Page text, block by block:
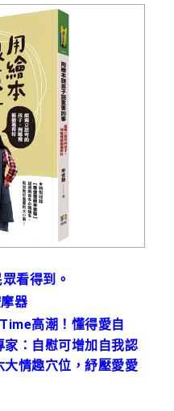
看得到。
器
高潮！懂得愛自
家：自慰可增加自我認
大情趣穴位，紓壓愛愛